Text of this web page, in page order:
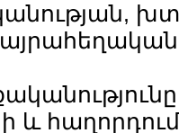
և